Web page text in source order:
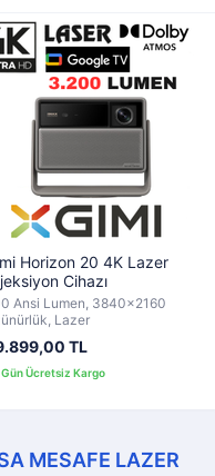
Horizon 20 4K Lazer
Cihazı
Ansi Lumen, 3840x2160
Lazer
TL
MESAFE LAZER